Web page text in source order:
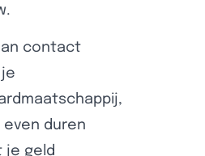
contact
even duren
je geld